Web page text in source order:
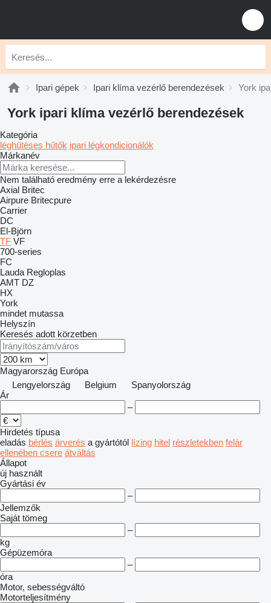
Ipari gépek Ipari klíma vezérlő berendezések York
York ipari klíma vezérlő berendezések
Kategória
léghűtéses hűtők ipari légkondicionálók
Márkanév
Nem található eredmény erre a lekérdezésre
Axial Britec
Airpure Britecpure
Carrier
DC
El-Björn
TF VF
700-series
FC
Lauda Regloplas
AMT DZ
HX
York
mindet mutassa
Helyszín
Keresés adott körzetben
Magyarország Európa
Lengyelország
Belgium
Spanyolország
Ár
–
Hirdetés típusa
eladás bérlés árverés a gyártótól lízing hitel részletekben felár
ellenében csere átváltás
Állapot
új használt
Gyártási év
–
Jellemzők
Saját tömeg
–
kg
Gépüzemóra
–
óra
Motor, sebességváltó
Motorteljesítmény